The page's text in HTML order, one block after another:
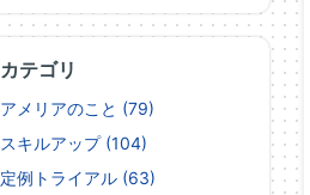
カテゴリ
アメリアのこと (79)
スキルアップ (104)
定例トライアル (63)